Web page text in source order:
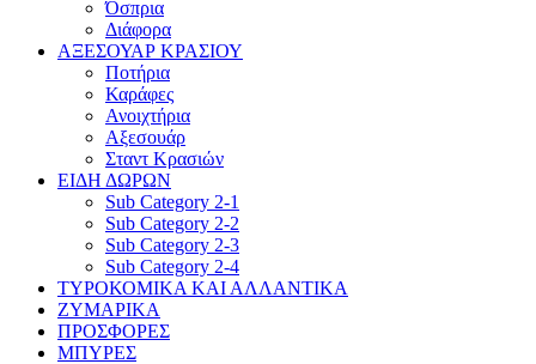
Όσπρια
Διάφορα
AΞΕΣΟΥΑΡ ΚΡΑΣΙΟΥ
Ποτήρια
Καράφες
Ανοιχτήρια
Αξεσουάρ
Σταντ Κρασιών
ΕΙΔΗ ΔΩΡΩΝ
Sub Category 2-1
Sub Category 2-2
Sub Category 2-3
Sub Category 2-4
ΤΥΡΟΚΟΜΙΚΑ ΚΑΙ ΑΛΛΑΝΤΙΚΑ
ΖΥΜΑΡΙΚΑ
ΠΡΟΣΦΟΡΕΣ
ΜΠΥΡΕΣ